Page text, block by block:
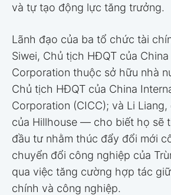
và tự tạo động lực tăng trưởng.
Lãnh đạo của ba tổ chức tài
Siwei, Chủ tịch HĐQT của
Corporation thuộc sở hữu nhà
Chủ tịch HĐQT của China
Corporation (CICC); và Li
của Hillhouse — cho biết họ sẽ
đầu tư nhằm thúc đẩy đổi mới
chuyển đổi công nghiệp của
qua việc tăng cường hợp tác
chính và công nghiệp.